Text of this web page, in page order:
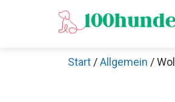
Start /Allgemein /